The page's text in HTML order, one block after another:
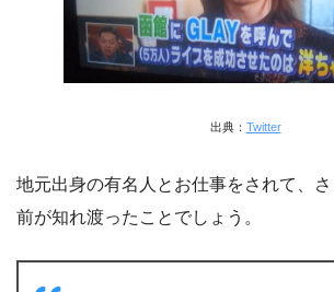
出典： Twitter
地元出身の有名人とお仕事をされて、
前が知れ渡ったことでしょう。